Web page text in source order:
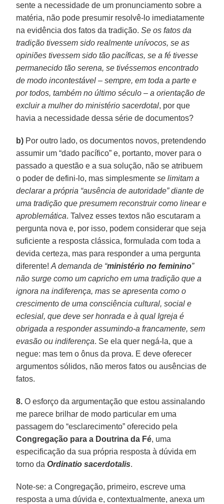
sente a necessidade de um pronunciamento sobre a
matéria, não pode presumir resolvê-lo imediatamente
na evidência dos fatos da tradição.Se os fatos da
tradição tivessem sido realmente unívocos, se as
opiniões tivessem sido tão pacíficas, se a fé tivesse
permanecido tão serena, se tivéssemos encontrado
de modo incontestável – sempre, em toda a parte e
por todos, também no último século – a orientação de
excluir a mulher do ministério sacerdotal, por que
havia a necessidade dessa série de documentos?
b) Por outro lado, os documentos novos, pretendendo
assumir um “dado pacífico” e, portanto, mover para o
passado a questão e a sua solução, não se atribuem
o poder de defini-lo, mas simplesmentese limitam a
declarar a própria “ausência de autoridade” diante de
uma tradição que presumem reconstruir como linear e
aproblemática. Talvez esses textos não escutaram a
pergunta nova e, por isso, podem considerar que seja
suficiente a resposta clássica, formulada com toda a
devida certeza, mas para responder a uma pergunta
diferente!A demanda de “ministério no feminino”
não surge como um capricho em uma tradição que a
ignora na indiferença, mas se apresenta como o
crescimento de uma consciência cultural, social e
eclesial, que deve ser honrada e à qual Igreja é
obrigada a responder assumindo-a francamente, sem
evasão ou indiferença. Se ela quer negá-la, que a
negue: mas tem o ônus da prova. E deve oferecer
argumentos sólidos, não meros fatos ou ausências de
fatos.
8. O esforço da argumentação que estou assinalando
me parece brilhar de modo particular em uma
passagem do “esclarecimento” oferecido pela
Congregação para a Doutrina da Fé, uma
especificação da sua própria resposta à dúvida em
torno daOrdinatio sacerdotalis.
Note-se: a Congregação, primeiro, escreve uma
resposta a uma dúvida e, contextualmente, anexa um